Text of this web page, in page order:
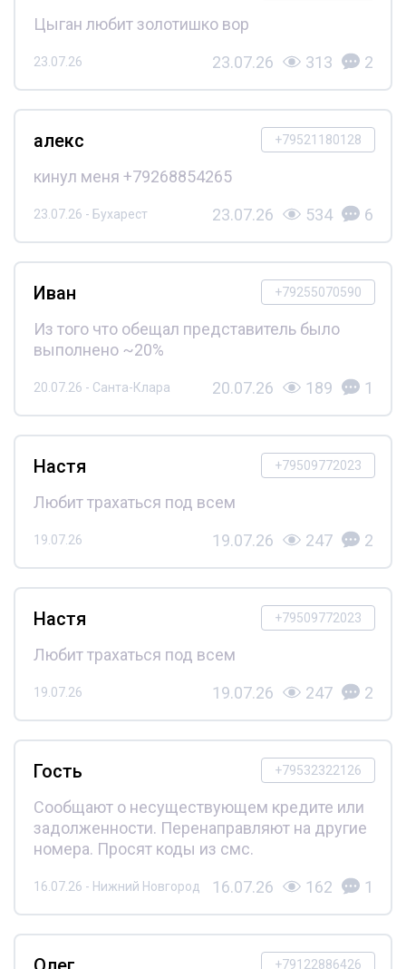
Цыган любит золотишко вор
23.07.26 23.07.26 313 2
+79521180128
алекс
кинул меня +79268854265
23.07.26 - Бухарест 23.07.26 534 6
+79255070590
Иван
Из того что обещал представитель было
выполнено ~20%
20.07.26 - Санта-Клара 20.07.26 189 1
+79509772023
Настя
Любит трахаться под всем
19.07.26 19.07.26 247 2
+79509772023
Настя
Любит трахаться под всем
19.07.26 19.07.26 247 2
+79532322126
Гость
Сообщают о несуществующем кредите или
задолженности. Перенаправляют на другие
номера. Просят коды из смс.
16.07.26 - Нижний Новгород 16.07.26 162 1
+79122886426